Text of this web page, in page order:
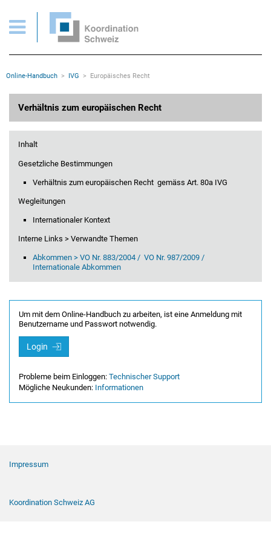
Wichtige Seiten
Home
Inhalt
Sitemap
Rootline Navigation
Online-Handbuch IVG Europäisches Recht
Verhältnis zum europäischen Recht
Inhalt
Gesetzliche Bestimmungen
Verhältnis zum europäischen Recht gemäss Art. 80a IVG
Wegleitungen
Internationaler Kontext
Interne Links > Verwandte Themen
Abkommen > VO Nr. 883/2004 / VO Nr. 987/2009 /
Internationale Abkommen
Um mit dem Online-Handbuch zu arbeiten, ist eine Anmeldung mit
Benutzername und Passwort notwendig.
Login
Probleme beim Einloggen: Technischer Support
Mögliche Neukunden: Informationen
Impressum
Koordination Schweiz AG